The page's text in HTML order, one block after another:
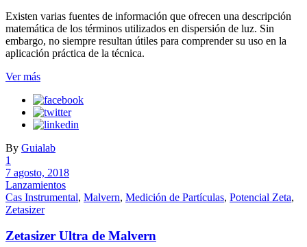
Existen varias fuentes de información que ofrecen una descripción
matemática de los términos utilizados en dispersión de luz. Sin
embargo, no siempre resultan útiles para comprender su uso en la
aplicación práctica de la técnica.
Ver más
By Guialab
1
7 agosto, 2018
Lanzamientos
Cas Instrumental, Malvern, Medición de Partículas, Potencial Zeta,
Zetasizer
Zetasizer Ultra de Malvern